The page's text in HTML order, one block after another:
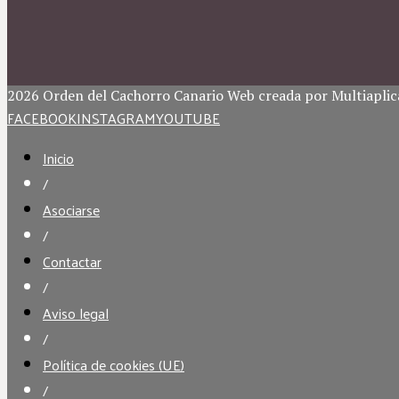
2026 Orden del Cachorro Canario Web creada por
FACEBOOKINSTAGRAMYOUTUBE
Inicio
/
Asociarse
/
Contactar
/
Aviso legal
/
Política de cookies (UE)
/